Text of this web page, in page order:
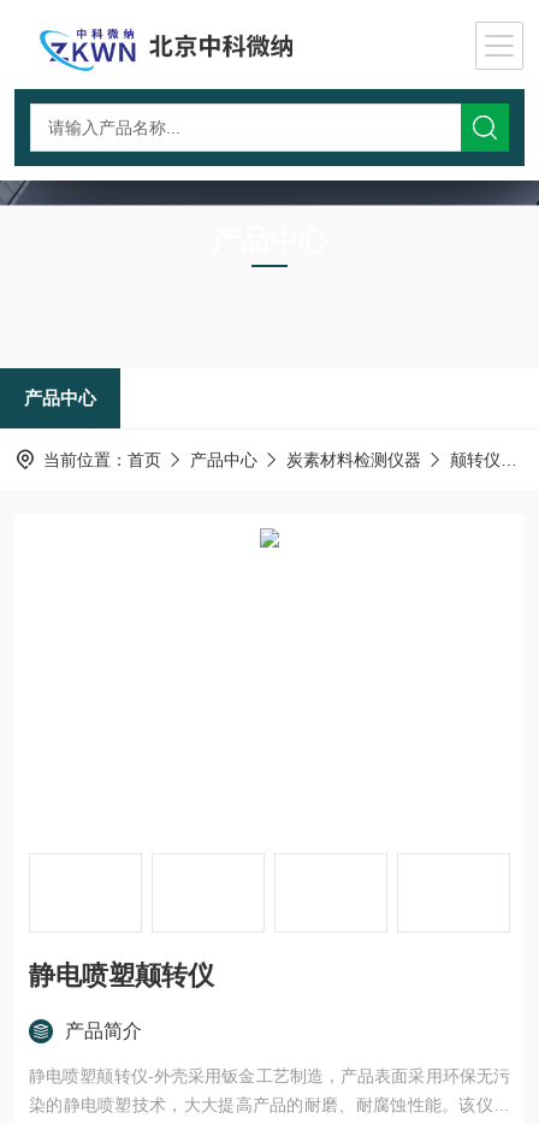
产品中心
当前位置： 首页 产品中心 炭素材料检测仪器 颠转仪
静电喷塑颠转仪
产品简介
静电喷塑颠转仪-外壳采用钣金工艺制造，产品表面采用环保无污
染的静电喷塑技术，大大提高产品的耐磨、耐腐蚀性能。该仪器